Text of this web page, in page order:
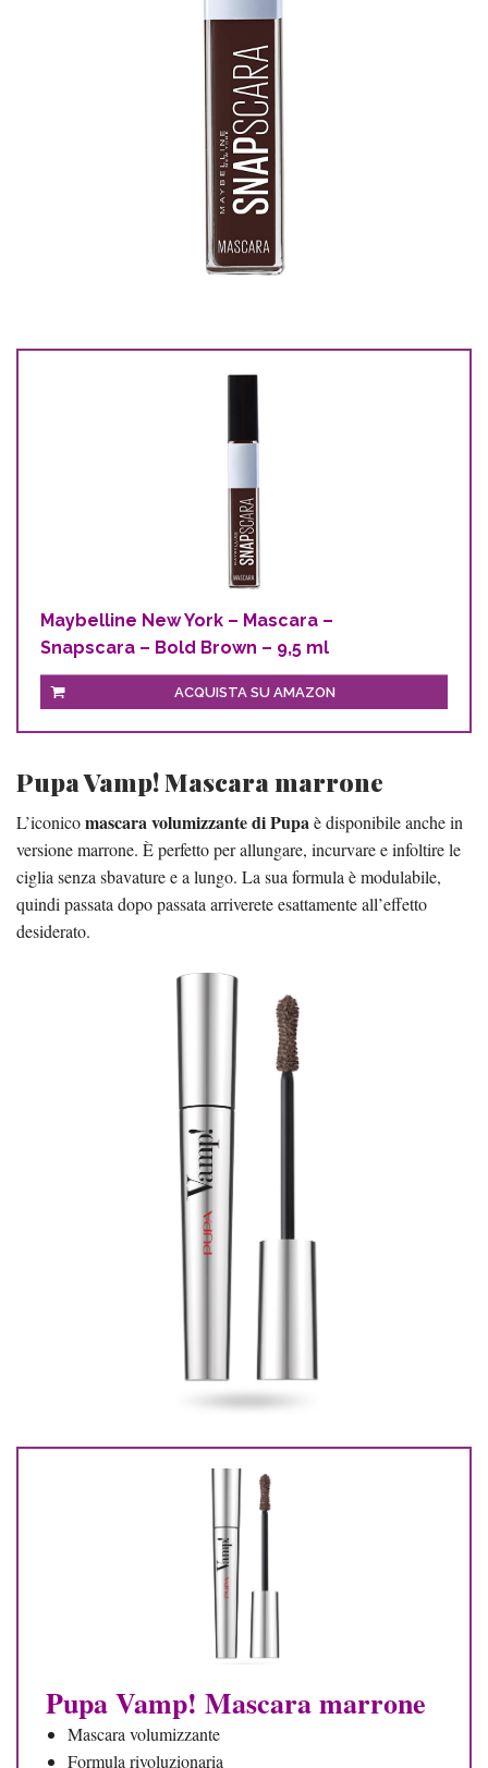
Maybelline New York – Mascara –
Snapscara – Bold Brown – 9,5 ml
ACQUISTA SU AMAZON
Pupa Vamp! Mascara marrone
L’iconicomascara volumizzante di Pupaè disponibile anche in
versione marrone. È perfetto per allungare, incurvare e infoltire le
ciglia senza sbavature e a lungo. La sua formula è modulabile,
quindi passata dopo passata arriverete esattamente all’effetto
desiderato.
Pupa Vamp! Mascara marrone
Mascara volumizzante
Formula rivoluzionaria